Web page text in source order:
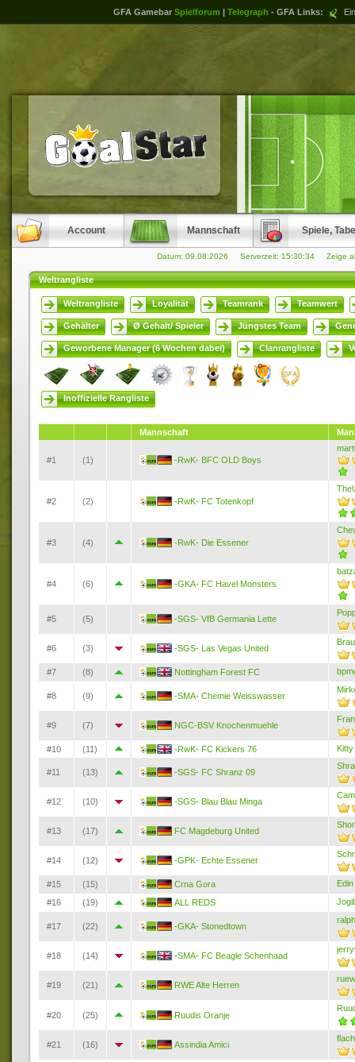
GFA Gamebar Spielforum | Telegraph - GFA Links:
Account Mannschaft Spiele,
Datum: 09.08.2026 Serverzeit: 15:30:34 Zeige
Weltrangliste
Weltrangliste Loyalität Teamrank Teamwert
Gehälter Ø Gehalt/ Spieler Jüngstes Team
Geworbene Manager (6 Wochen dabei) Clanrangliste
Inoffizielle Rangliste
Mannschaft
#1 (1) -RwK- BFC OLD Boys
#2 (2) -RwK- FC Totenkopf
#3 (4) -RwK- Die Essener
#4 (6) -GKA- FC Havel Monsters
#5 (5) -SGS- VfB Germania Lette
#6 (3) -SGS- Las Vegas United
#7 (8) Nottingham Forest FC
#8 (9) -SMA- Chemie Weisswasser
#9 (7) NGC-BSV Knochenmuehle
#10 (11) -RwK- FC Kickers 76 Kitty
#11 (13) -SGS- FC Shranz 09
#12 (10) -SGS- Blau Blau Minga
#13 (17) FC Magdeburg United
#14 (12) -GPK- Echte Essener
#15 (15) Crna Gora
Edin
#16
(19) ALL REDS
#17 (22) -GKA- Stonedtown
#18 (14) -SMA- FC Beagle Schenhaad
#19 (21) RWE Alte Herren
#20 (25) Ruudis Oranje
#21 (16) Assindia Amici